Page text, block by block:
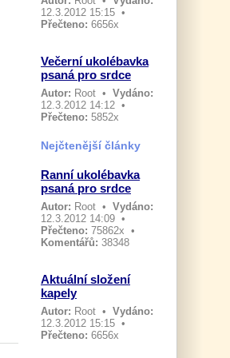
12.3.2012 15:15 •
Přečteno: 6656x
Večerní ukolébavka
psaná pro srdce
Autor: Root • Vydáno:
12.3.2012 14:12 •
Přečteno: 5852x
Nejčtenější články
Ranní ukolébavka
psaná pro srdce
Autor: Root • Vydáno:
12.3.2012 14:09 •
Přečteno: 75862x •
Komentářů: 38348
Aktuální složení
kapely
Autor: Root • Vydáno:
12.3.2012 15:15 •
Přečteno: 6656x